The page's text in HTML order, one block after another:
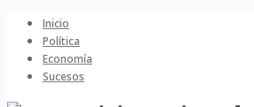
Inicio
Política
Economía
Sucesos